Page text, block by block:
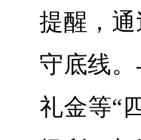
提醒，
守底线
礼金等“